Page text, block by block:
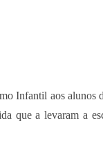
Infantil aos alunos
que a levaram a